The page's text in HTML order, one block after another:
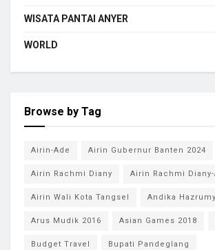
WISATA PANTAI ANYER
WORLD
Browse by Tag
Airin-Ade Airin Gubernur Banten 2024
Airin Rachmi Diany Airin Rachmi
Airin Wali Kota Tangsel Andika Hazrumy
Arus Mudik 2016 Asian Games 2018
Budget Travel Bupati Pandeglang